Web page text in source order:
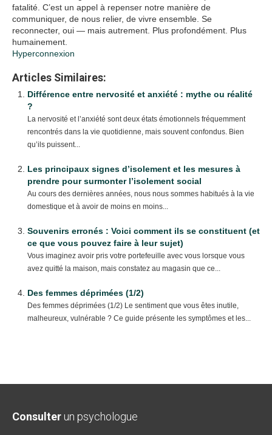
fatalité. C’est un appel à repenser notre manière de
communiquer, de nous relier, de vivre ensemble. Se
reconnecter, oui — mais autrement. Plus profondément. Plus
humainement.
Hyperconnexion
Articles Similaires:
Différence entre nervosité et anxiété : mythe ou réalité
?
La nervosité et l’anxiété sont deux états émotionnels fréquemment
rencontrés dans la vie quotidienne, mais souvent confondus. Bien
qu’ils puissent...
Les principaux signes d’isolement et les mesures à
prendre pour surmonter l’isolement social
Au cours des dernières années, nous nous sommes habitués à la vie
domestique et à avoir de moins en moins...
Souvenirs erronés : Voici comment ils se constituent (et
ce que vous pouvez faire à leur sujet)
Vous imaginez avoir pris votre portefeuille avec vous lorsque vous
avez quitté la maison, mais constatez au magasin que ce...
Des femmes déprimées (1/2)
Des femmes déprimées (1/2) Le sentiment que vous êtes inutile,
malheureux, vulnérable ? Ce guide présente les symptômes et les...
Consulter un psychologue